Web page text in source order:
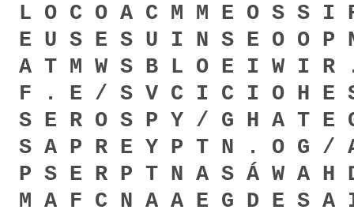
L O C O A C M M E O S S I
E U S E S U I N S E O O P
A T M W S B L O E I W I R
F . E / S V C I C I O H E
S E R O S P Y / G H A T E
S A P R E Y P T N . O G /
P S E R P T N A S Á W A H
M A F C N A A E G D E S A